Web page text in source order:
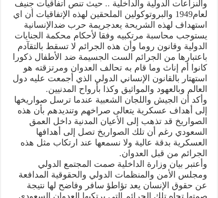
والنزاعات الدولية والداخلية .. حيث تنص اتفاقيات جنيف
لعام1949 والبروتوكولين الملحقين لهذه الإتفاقيات أن اي
استهداف لهذه الشريحة يعدجريمة حرب ضدالإنسانية
يستوجب محاسبة مرتكبيه وفقا لأحكام محكمة الجنايات
الدولية وقانون روما وأن هذه الجرائم لا تسقط بالتقآدم
باعتبارها من الجرائم الست الجسيمة ضد الأطفال ذكورا
كانوا أم إناث وما قام به تحالف العدوان ومرتزقته هو
استهتار بالقانون الإنساني الدولي الذي أجمعت عليه دول
العالم وبالعهود والمواثيق وكذا بأرواح المدنيين.
وأكد أن الجيش واللجان الشعبية عندما ترسل صواريخها
إلى أهداف عسكرية يتعالى صراخهم وتنديدهم بأن هذه
الصواريخ قد تذهب إلى الأعيان المدنية داخل العمق
السعودي رغم أن تلك الصواريخ تصل إلى أهدافها
العسكرية بدقة عالية ولا نسمعها عند ارتكاب مثل هذه
الجرائم من قبل العدوان.
وأعتبر بيان وزارة الداخلية صمت المجتمع الدولي
ومجلس الأمن والمنظمات الدولي والحقوقية المدافعة
عن حقوق الإنسان يعد تؤاطؤ سافر وفاضح لها نتيجة